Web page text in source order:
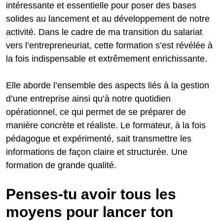
intéressante et essentielle pour poser des bases
solides au lancement et au développement de notre
activité. Dans le cadre de ma transition du salariat
vers l’entrepreneuriat, cette formation s’est révélée à
la fois indispensable et extrêmement enrichissante.
Elle aborde l’ensemble des aspects liés à la gestion
d’une entreprise ainsi qu’à notre quotidien
opérationnel, ce qui permet de se préparer de
manière concrète et réaliste. Le formateur, à la fois
pédagogue et expérimenté, sait transmettre les
informations de façon claire et structurée. Une
formation de grande qualité.
Penses-tu avoir tous les
moyens pour lancer ton